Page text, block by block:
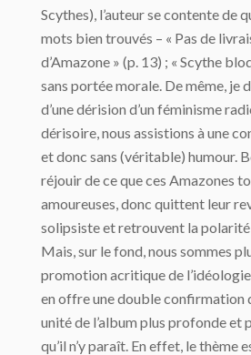
Scythes), l’auteur se contente de
mots bien trouvés – « Pas de
d’Amazone » (p. 13) ; « Scythe
sans portée morale. De même, je
d’une dérision d’un féminisme
dérisoire, nous assistions à une
et donc sans (véritable) humour.
réjouir de ce que ces Amazones
amoureuses, donc quittent leur
solipsiste et retrouvent la polarité
Mais, sur le fond, nous sommes
promotion acritique de
en offre une double confirmation
unité de l’album plus profonde et
qu’il n’y paraît. En effet, le thème